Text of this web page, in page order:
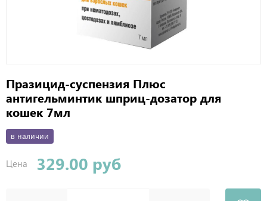
Празицид-суспензия Плюс
антигельминтик шприц-дозатор для
кошек 7мл
в наличии
Цена 329.00 руб